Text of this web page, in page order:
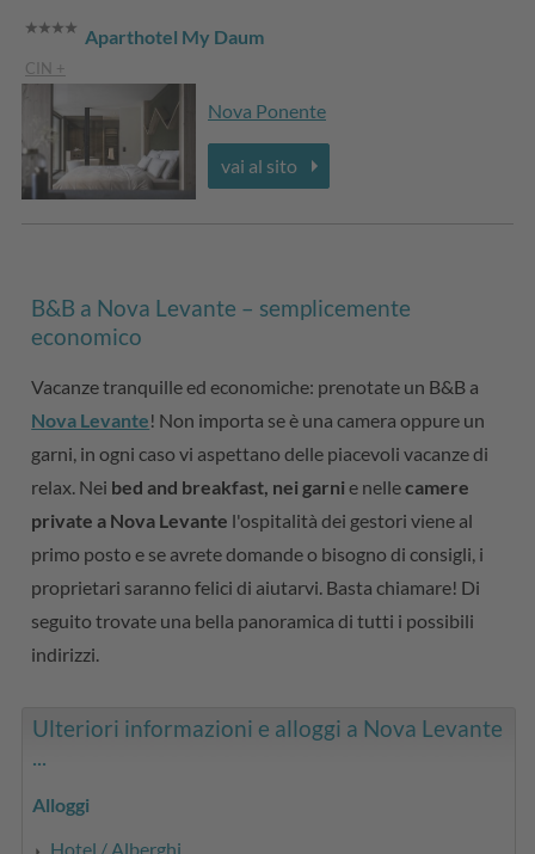
Aparthotel My Daum
CIN +
Nova Ponente
vai al sito
B&B a Nova Levante – semplicemente
economico
Vacanze tranquille ed economiche: prenotate un B&B a
Nova Levante! Non importa se è una camera oppure un
garni, in ogni caso vi aspettano delle piacevoli vacanze di
relax. Nei bed and breakfast, nei garni e nellecamere
private a Nova Levante l'ospitalità dei gestori viene al
primo posto e se avrete domande o bisogno di consigli, i
proprietari saranno felici di aiutarvi. Basta chiamare! Di
seguito trovate una bella panoramica di tutti i possibili
indirizzi.
Ulteriori informazioni e alloggi a Nova Levante
...
Alloggi
Hotel / Alberghi